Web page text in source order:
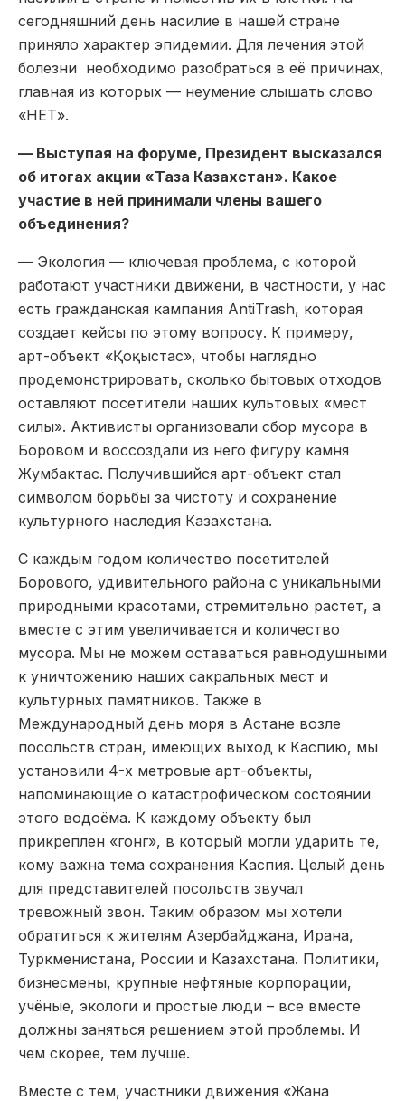
сегодняшний день насилие в нашей стране
приняло характер эпидемии. Для лечения этой
болезни необходимо разобраться в её причинах,
главная из которых — неумение слышать слово
«НЕТ».
— Выступая на форуме, Президент высказался
об итогах акции «Таза Казахстан». Какое
участие в ней принимали члены вашего
объединения?
— Экология — ключевая проблема, с которой
работают участники движени, в частности, у нас
есть гражданская кампания AntiTrash, которая
создает кейсы по этому вопросу. К примеру,
арт-объект «Қоқыстас», чтобы наглядно
продемонстрировать, сколько бытовых отходов
оставляют посетители наших культовых «мест
силы». Активисты организовали сбор мусора в
Боровом и воссоздали из него фигуру камня
Жумбактас. Получившийся арт-объект стал
символом борьбы за чистоту и сохранение
культурного наследия Казахстана.
С каждым годом количество посетителей
Борового, удивительного района с уникальными
природными красотами, стремительно растет, а
вместе с этим увеличивается и количество
мусора. Мы не можем оставаться равнодушными
к уничтожению наших сакральных мест и
культурных памятников. Также в
Международный день моря в Астане возле
посольств стран, имеющих выход к Каспию, мы
установили 4-х метровые арт-объекты,
напоминающие о катастрофическом состоянии
этого водоёма. К каждому объекту был
прикреплен «гонг», в который могли ударить те,
кому важна тема сохранения Каспия. Целый день
для представителей посольств звучал
тревожный звон. Таким образом мы хотели
обратиться к жителям Азербайджана, Ирана,
Туркменистана, России и Казахстана. Политики,
бизнесмены, крупные нефтяные корпорации,
учёные, экологи и простые люди – все вместе
должны заняться решением этой проблемы. И
чем скорее, тем лучше.
Вместе с тем, участники движения «Жана